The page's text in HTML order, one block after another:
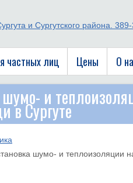
частных лиц Цены О
шумо- и
в Сургуте
шумо- и теплоизоляции